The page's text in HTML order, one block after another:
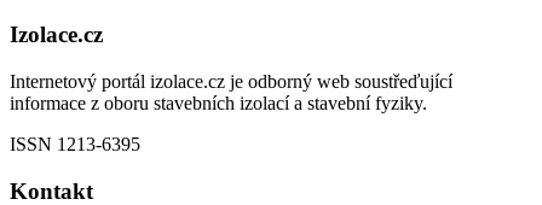
Izolace.cz
Internetový portál izolace.cz je odborný web soustřeďující
informace z oboru stavebních izolací a stavební fyziky.
ISSN 1213-6395
Kontakt